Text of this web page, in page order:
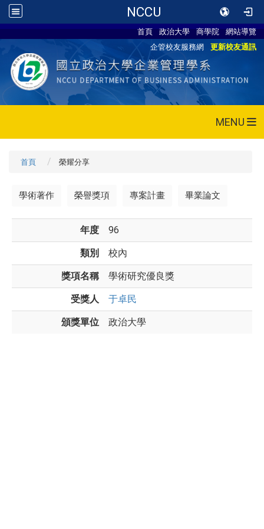
NCCU
首頁 政治大學 商學院
網站導覽
企管校友服務網
更新校友通訊
MENU
首頁 榮耀分享
學術著作 榮譽獎項 專案計畫 畢業論文
年度 96
類別 校內
獎項名稱 學術研究優良獎
受獎人 于卓民
頒獎單位 政治大學